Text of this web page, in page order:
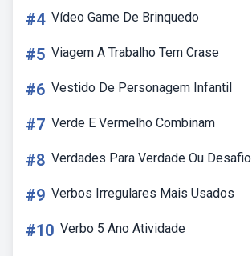
#4 Vídeo Game De Brinquedo
#5 Viagem A Trabalho Tem Crase
#6 Vestido De Personagem Infantil
#7 Verde E Vermelho Combinam
#8 Verdades Para Verdade Ou Desafio
#9 Verbos Irregulares Mais Usados
#10 Verbo 5 Ano Atividade